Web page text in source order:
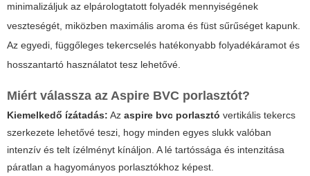
minimalizáljuk az elpárologtatott folyadék mennyiségének
veszteségét, miközben maximális aroma és füst sűrűséget kapunk.
Az egyedi, függőleges tekercselés hatékonyabb folyadékáramot és
hosszantartó használatot tesz lehetővé.
Miért válassza az Aspire BVC porlasztót?
Kiemelkedő ízátadás: Az aspire bvc porlasztó vertikális tekercs
szerkezete lehetővé teszi, hogy minden egyes slukk valóban
intenzív és telt ízélményt kínáljon. A lé tartóssága és intenzitása
páratlan a hagyományos porlasztókhoz képest.